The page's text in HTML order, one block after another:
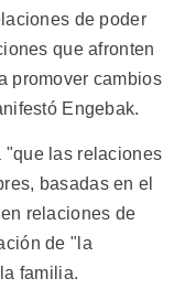
de poder
que afronten
promover cambios
Engebak.
"que las relaciones
basadas en el
relaciones de
de "la
familia.